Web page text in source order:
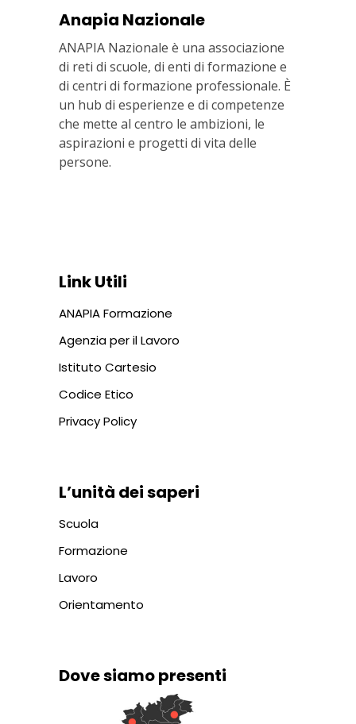
Anapia Nazionale
ANAPIA Nazionale è una associazione
di reti di scuole, di enti di formazione e
di centri di formazione professionale. È
un hub di esperienze e di competenze
che mette al centro le ambizioni, le
aspirazioni e progetti di vita delle
persone.
Link Utili
ANAPIA Formazione
Agenzia per il Lavoro
Istituto Cartesio
Codice Etico
Privacy Policy
L’unità dei saperi
Scuola
Formazione
Lavoro
Orientamento
Dove siamo presenti